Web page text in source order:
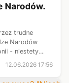
Narodów.
trudne
Narodów
- niestety
12.06.2026 17:56